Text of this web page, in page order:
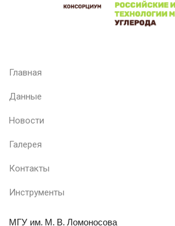
Главная
Данные
Новости
Галерея
Контакты
Инструменты
МГУ им. М. В. Ломоносова